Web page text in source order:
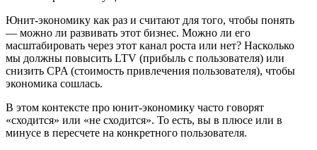
Юнит-экономику как раз и считают для того, чтобы понять
— можно ли развивать этот бизнес. Можно ли его
масштабировать через этот канал роста или нет? Насколько
мы должны повысить LTV (прибыль с пользователя) или
снизить CPA (стоимость привлечения пользователя), чтобы
экономика сошлась.
В этом контексте про юнит-экономику часто говорят
«сходится» или «не сходится». То есть, вы в плюсе или в
минусе в пересчете на конкретного пользователя.